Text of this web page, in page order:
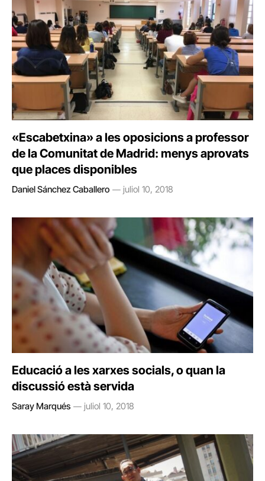
«Escabetxina» a les oposicions a professor
de la Comunitat de Madrid: menys aprovats
que places disponibles
Daniel Sánchez Caballero juliol 10, 2018
Educació a les xarxes socials, o quan la
discussió està servida
Saray Marqués juliol 10, 2018